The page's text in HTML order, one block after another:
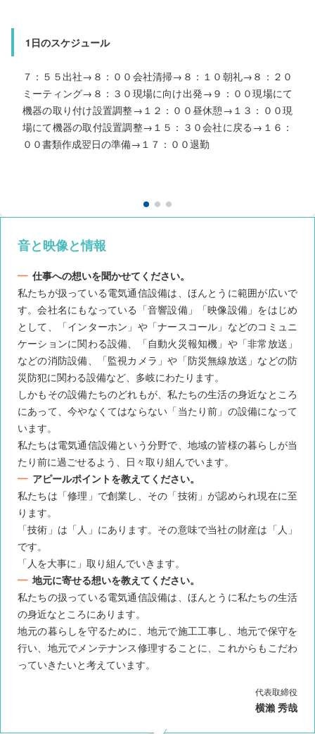
1日のスケジュール
７：５５出社→８：００会社清掃→８：１０朝礼→８：２０
ミーティング→８：３０現場に向け出発→９：００現場にて
機器の取り付け設置調整→１２：００昼休憩→１３：００現
場にて機器の取付設置調整→１５：３０会社に戻る→１６：
００書類作成翌日の準備→１７：００退勤
1日のスケジュール
７：５５出社→８：００会社清掃→８：１０朝礼→８：２０
ミーティング→８：３０図面及び仕様内容の確認→１２：０
０昼休憩→１３：００現場調査・打合せ等→１７：００退勤
1日のスケジュール
７：５０出社、８：００全員で会社清掃、８：１０朝礼→８：２０営業ミーティング→８：３０通常業務（メールチェック、見積作成、取引先訪問）→１２：００昼休憩→１３：００通常業務→１７：００退勤
音と映像と情報
仕事への想いを聞かせてください。
私たちが扱っている電気通信設備は、ほんとうに範囲が広いで
す。会社名にもなっている「音響設備」「映像設備」をはじめ
として、「インターホン」や「ナースコール」などのコミュニ
ケーションに関わる設備、「自動火災報知機」や「非常放送」
などの消防設備、「監視カメラ」や「防災無線放送」などの防
災防犯に関わる設備など、多岐にわたります。
しかもその設備たちのどれもが、私たちの生活の身近なところ
にあって、今やなくてはならない「当たり前」の設備になって
います。
私たちは電気通信設備という分野で、地域の皆様の暮らしが当
たり前に過ごせるよう、日々取り組んでいます。
アピールポイントを教えてください。
私たちは「修理」で創業し、その「技術」が認められ現在に至
ります。
「技術」は「人」にあります。その意味で当社の財産は「人」
です。
「人を大事に」取り組んでいきます。
地元に寄せる想いを教えてください。
私たちの扱っている電気通信設備は、ほんとうに私たちの生活
の身近なところにあります。
地元の暮らしを守るために、地元で施工工事し、地元で保守を
行い、地元でメンテナンス修理することに、これからもこだわ
っていきたいと考えています。
代表取締役
横瀨 秀哉